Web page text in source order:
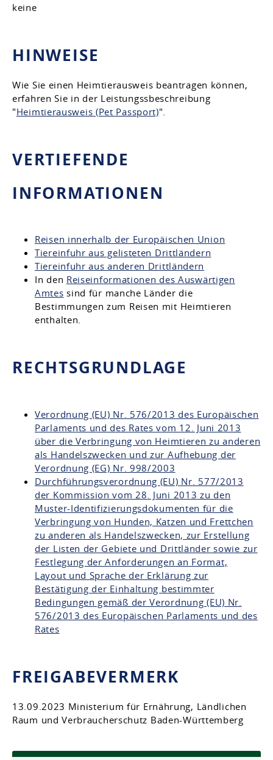
keine
HINWEISE
Wie Sie einen Heimtierausweis beantragen können,
erfahren Sie in der Leistungssbeschreibung
"Heimtierausweis (Pet Passport)".
VERTIEFENDE
INFORMATIONEN
Reisen innerhalb der Europäischen Union
Tiereinfuhr aus gelisteten Drittländern
Tiereinfuhr aus anderen Drittländern
In den Reiseinformationen des Auswärtigen
Amtes sind für manche Länder die
Bestimmungen zum Reisen mit Heimtieren
enthalten.
RECHTSGRUNDLAGE
Verordnung (EU) Nr. 576/2013 des Europäischen
Parlaments und des Rates vom 12. Juni 2013
über die Verbringung von Heimtieren zu anderen
als Handelszwecken und zur Aufhebung der
Verordnung (EG) Nr. 998/2003
Durchführungsverordnung (EU) Nr. 577/2013
der Kommission vom 28. Juni 2013 zu den
Muster-Identifizierungsdokumenten für die
Verbringung von Hunden, Katzen und Frettchen
zu anderen als Handelszwecken, zur Erstellung
der Listen der Gebiete und Drittländer sowie zur
Festlegung der Anforderungen an Format,
Layout und Sprache der Erklärung zur
Bestätigung der Einhaltung bestimmter
Bedingungen gemäß der Verordnung (EU) Nr.
576/2013 des Europäischen Parlaments und des
Rates
FREIGABEVERMERK
13.09.2023 Ministerium für Ernährung, Ländlichen
Raum und Verbraucherschutz Baden-Württemberg